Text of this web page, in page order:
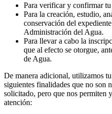
Para verificar y confirmar
Para la creación, estudio,
conservación del
Administración del Agua.
Para llevar a cabo la
que al efecto se otorgue,
de Agua.
De manera adicional, utilizamos
siguientes finalidades que no son
solicitado, pero que nos permiten
atención: